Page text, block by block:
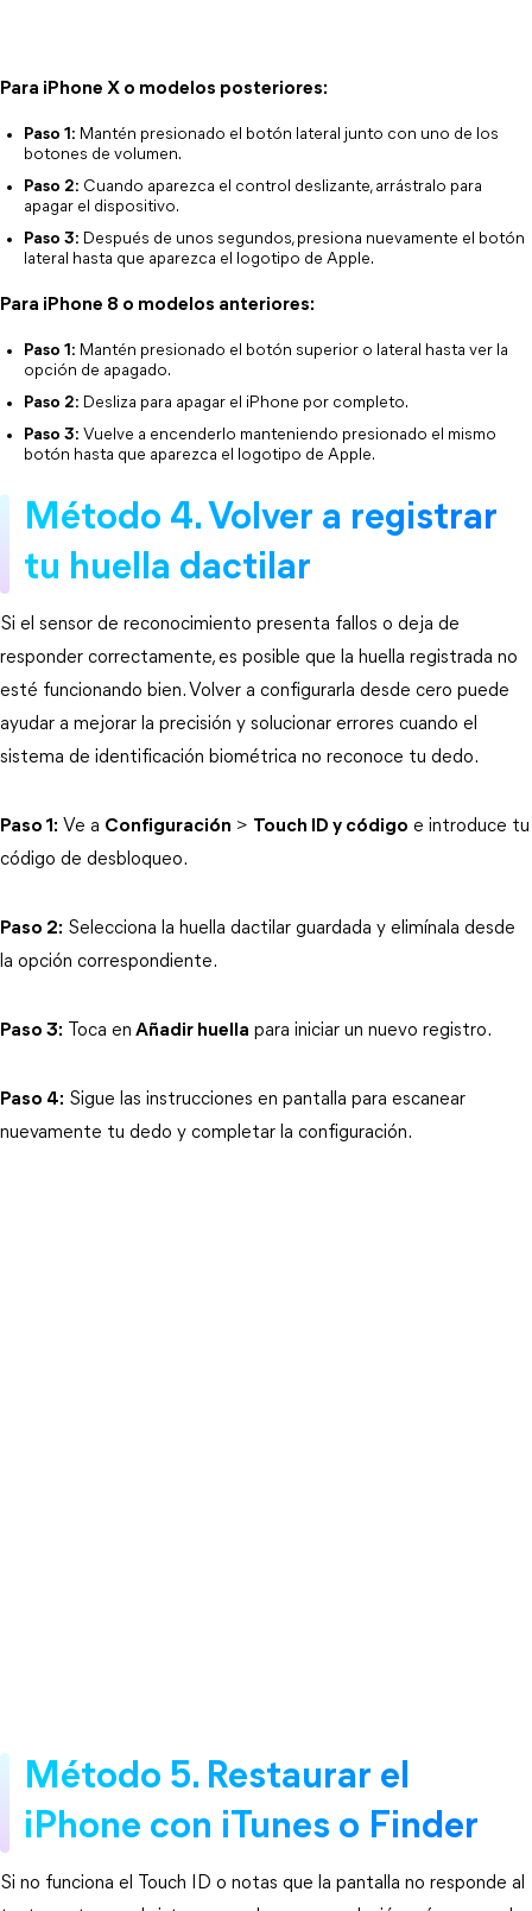
Para iPhone X o modelos posteriores:
Paso 1: Mantén presionado el botón lateral junto con uno de los
botones de volumen.
Paso 2: Cuando aparezca el control deslizante, arrástralo para
apagar el dispositivo.
Paso 3: Después de unos segundos, presiona nuevamente el botón
lateral hasta que aparezca el logotipo de Apple.
Para iPhone 8 o modelos anteriores:
Paso 1: Mantén presionado el botón superior o lateral hasta ver la
opción de apagado.
Paso 2: Desliza para apagar el iPhone por completo.
Paso 3: Vuelve a encenderlo manteniendo presionado el mismo
botón hasta que aparezca el logotipo de Apple.
Método 4. Volver a registrar
tu huella dactilar
Si el sensor de reconocimiento presenta fallos o deja de
responder correctamente, es posible que la huella registrada no
esté funcionando bien. Volver a configurarla desde cero puede
ayudar a mejorar la precisión y solucionar errores cuando el
sistema de identificación biométrica no reconoce tu dedo.
Paso 1: Ve a Configuración > Touch ID y código e introduce tu
código de desbloqueo.
Paso 2: Selecciona la huella dactilar guardada y elimínala desde
la opción correspondiente.
Paso 3: Toca en Añadir huella para iniciar un nuevo registro.
Paso 4: Sigue las instrucciones en pantalla para escanear
nuevamente tu dedo y completar la configuración.
Método 5. Restaurar el
iPhone con iTunes o Finder
Si no funciona el Touch ID o notas que la pantalla no responde al